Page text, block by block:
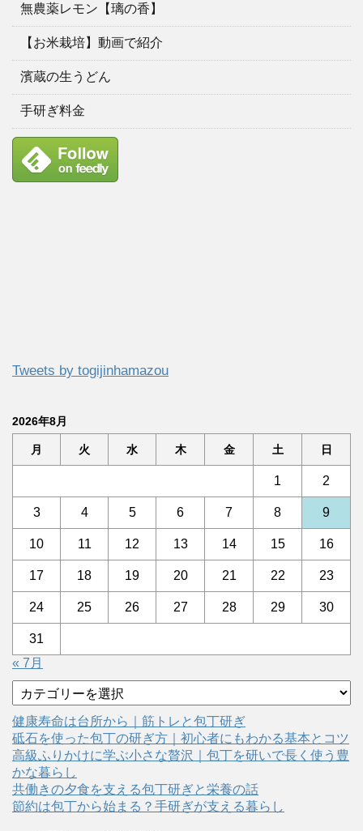
無農薬レモン【璃の香】
【お米栽培】動画で紹介
濱蔵の生うどん
手研ぎ料金
Tweets by togijinhamazou
2026年8月
月 火 水 木 金 土 日
1 2
3 4 5 6 7 8 9
10 11 12 13 14 15 16
17 18 19 20 21 22 23
24 25 26 27 28 29 30
31
« 7月
テ
ゴ
リ
ー
健康寿命は台所から｜筋トレと包丁研ぎ
砥石を使った包丁の研ぎ方｜初心者にもわかる基本とコツ
高級ふりかけに学ぶ小さな贅沢｜包丁を研いで長く使う豊
かな暮らし
共働きの夕食を支える包丁研ぎと栄養の話
節約は包丁から始まる？手研ぎが支える暮らし